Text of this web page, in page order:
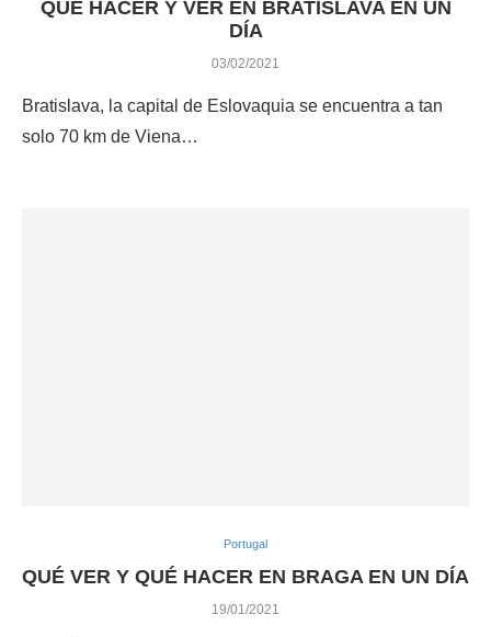
QUÉ HACER Y VER EN BRATISLAVA EN UN
DÍA
03/02/2021
Bratislava, la capital de Eslovaquia se encuentra a tan
solo 70 km de Viena…
Portugal
QUÉ VER Y QUÉ HACER EN BRAGA EN UN DÍA
19/01/2021